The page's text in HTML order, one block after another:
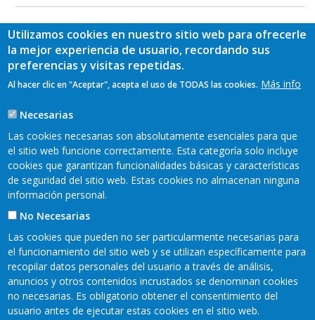
READER 2018©
Contacto Mapa web
Aviso legal
Política de privacidad
Cookies
Utilizamos cookies en nuestro sitio web para ofrecerle
la mejor experiencia de usuario, recordando sus
preferencias y visitas repetidas.
Al hacer clic en "Aceptar", acepta el uso de TODAS las cookies. Más info
Necesarias
Las cookies necesarias son absolutamente esenciales para que
el sitio web funcione correctamente. Esta categoría solo incluye
cookies que garantizan funcionalidades básicas y características
de seguridad del sitio web. Estas cookies no almacenan ninguna
información personal.
No Necesarias
Las cookies que pueden no ser particularmente necesarias para
el funcionamiento del sitio web y se utilizan específicamente para
recopilar datos personales del usuario a través de análisis,
anuncios y otros contenidos incrustados se denominan cookies
no necesarias. Es obligatorio obtener el consentimiento del
usuario antes de ejecutar estas cookies en el sitio web.